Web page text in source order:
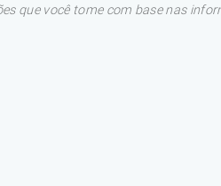
que você tome com base nas